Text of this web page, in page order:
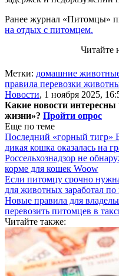
Ранее журнал «Питомцы»
на отдых с питомцем.
Читайте
Метки: домашние
правила перевозки
Новости, 1 ноября 2025,
Какие новости
жизни»? Пройти опрос
Еще по теме
Последний «горный тигр»
дикая кошка оказалась на
Россельхознадзор не
корме для кошек Woow
Если питомцу срочно
для животных заработал по
Новые правила для
перевозить питомцев в
Читайте также: